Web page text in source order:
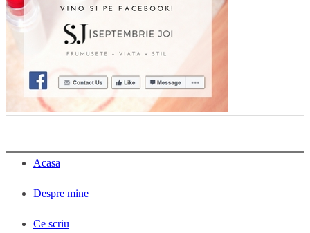
Acasa
Despre mine
Ce scriu